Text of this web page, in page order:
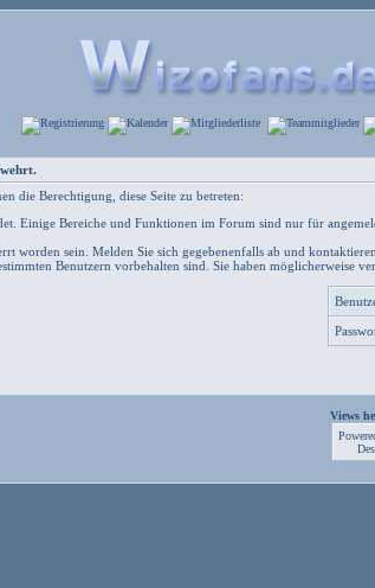
die Berechtigung, diese Seite zu betreten:
Einige Bereiche und Funktionen im Forum sind nur für
worden sein. Melden Sie sich gegebenenfalls ab und
Benutzern vorbehalten sind. Sie haben möglicherweise
Views